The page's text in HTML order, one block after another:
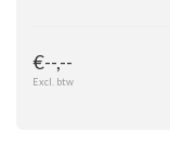
€--,--
Excl. btw